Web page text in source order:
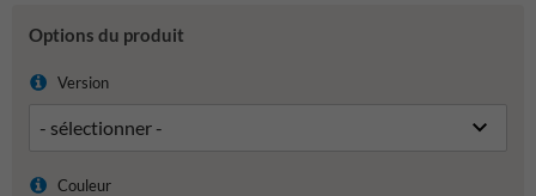
Options du produit
Version
Couleur